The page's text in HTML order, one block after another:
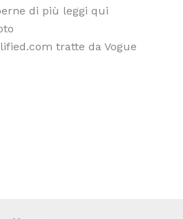
di più leggi qui
tratte da Vogue